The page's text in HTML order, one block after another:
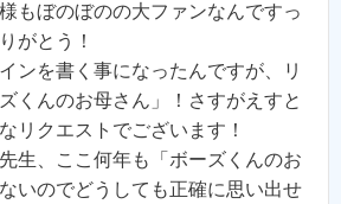
もぼのぼのの大ファンなんですっ
がとう！
ンを書く事になったんですが、リ
くんのお母さん」！さすがえすと
リクエストでございます！
生、ここ何年も「ボーズくんのお
いのでどうしても正確に思い出せ